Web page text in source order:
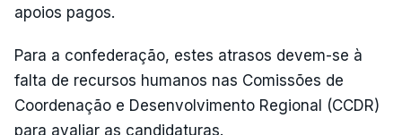
apoios pagos.
Para a confederação, estes atrasos devem-se à
falta de recursos humanos nas Comissões de
Coordenação e Desenvolvimento Regional (CCDR)
para avaliar as candidaturas.